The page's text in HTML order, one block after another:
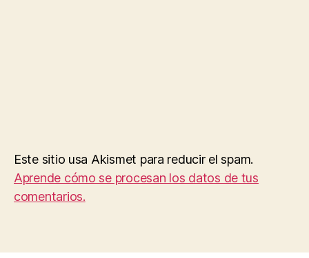
Este sitio usa Akismet para reducir el spam.
Aprende cómo se procesan los datos de tus
comentarios.